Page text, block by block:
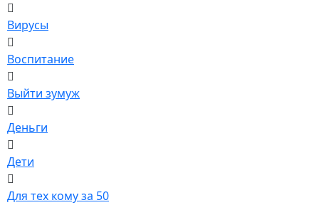
Вирусы
Воспитание
Выйти зумуж
Деньги
Дети
Для тех кому за 50